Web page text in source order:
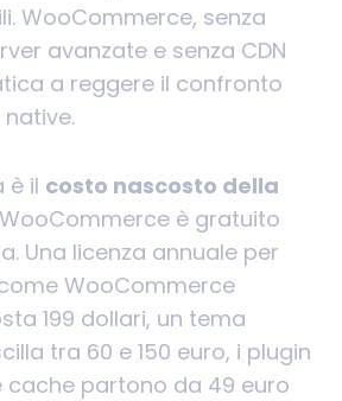
WooCommerce, senza
avanzate e senza CDN
a reggere il confronto
è il costo nascosto della
è gratuito
Una licenza annuale per
WooCommerce
199 dollari, un tema
tra 60 e 150 euro, i plugin
cache partono da 49 euro